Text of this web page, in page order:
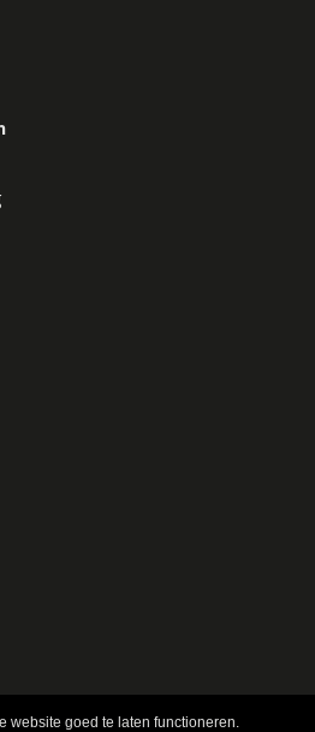
website goed te laten functioneren.